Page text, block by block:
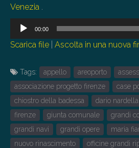
Venezia .
Audio
00:00
Scarica file Ascolta in una nuova
Tags: appello areoporto
associazione progetto firenze
case
chiostro della badessa
dario nardella
firenze
giunta comunale grandi
grandi navi
grandi opere maria
nuovo rinascimento
officine grandi